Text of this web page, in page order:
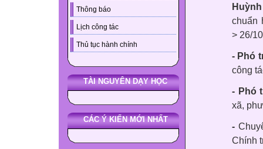
Thông báo
Lịch công tác
Thủ tục hành chính
TÀI NGUYÊN DẠY HỌC
CÁC Ý KIẾN MỚI NHẤT
chuẩn
> 26/
- Phó
công
- Phó
xã,
-
Chính